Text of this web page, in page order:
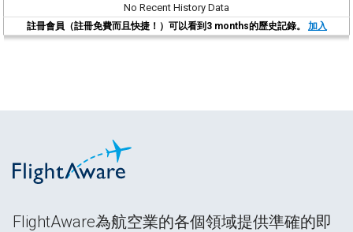
No Recent History Data
註冊會員（註冊免費而且快捷！）可以看到3 months的歷史記錄。 加入
FlightAware為航空業的各個領域提供準確的即